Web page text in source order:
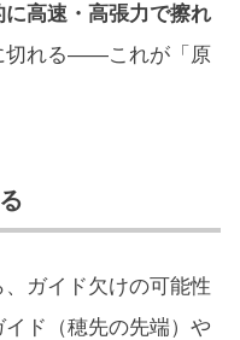
高速・高張力で擦れ
切れる――これが「原
ガイド欠けの可能性
ド（穂先の先端）や